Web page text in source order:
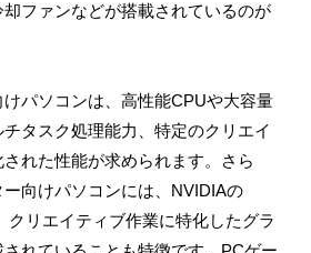
ファンなどが搭載されているのが
パソコンは、高性能CPUや大容量
タスク処理能力、特定のクリエイ
れた性能が求められます。さら
向けパソコンには、NVIDIAの
クリエイティブ作業に特化したグラ